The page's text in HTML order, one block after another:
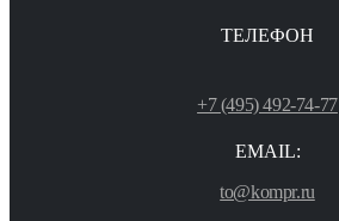
ТЕЛЕФОН
+7 (495) 492-74-77
EMAIL:
to@kompr.ru